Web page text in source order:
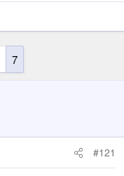
7
#121